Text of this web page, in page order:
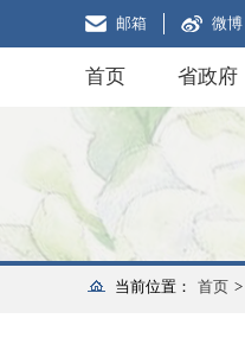
邮箱 微博
首页 省政府
当前位置： 首页 >